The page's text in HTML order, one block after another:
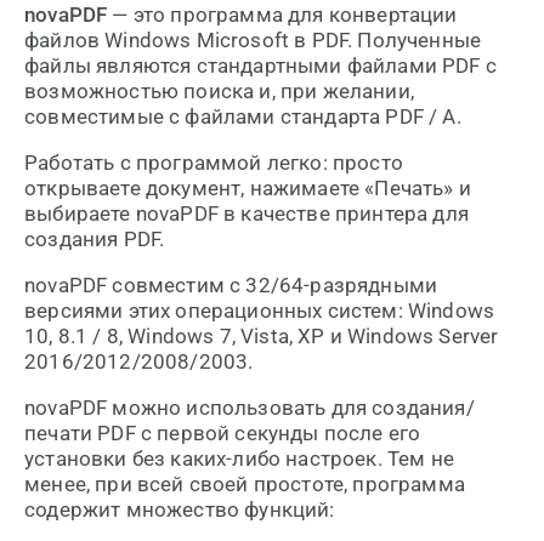
novaPDF — это программа для конвертации
файлов Windows Microsoft в PDF. Полученные
файлы являются стандартными файлами PDF с
возможностью поиска и, при желании,
совместимые с файлами стандарта PDF / A.
Работать с программой легко: просто
открываете документ, нажимаете «Печать» и
выбираете novaPDF в качестве принтера для
создания PDF.
novaPDF совместим с 32/64-разрядными
версиями этих операционных систем: Windows
10, 8.1 / 8, Windows 7, Vista, XP и Windows Server
2016/2012/2008/2003.
novaPDF можно использовать для создания/
печати PDF с первой секунды после его
установки без каких-либо настроек. Тем не
менее, при всей своей простоте, программа
содержит множество функций: